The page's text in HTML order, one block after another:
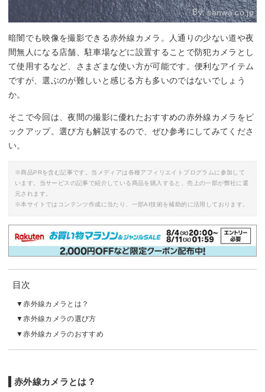
By:sanwa.co.jp
暗闇でも映像を撮影できる赤外線カメラ。人通りの少ない道や夜
間無人になる店舗、駐車場などに設置することで防犯カメラとし
て使用するなど、さまざまな使い方が可能です。便利なアイテム
ですが、選ぶのが難しいと感じる方も多いのではないでしょう
か。
そこで今回は、夜間の撮影に優れたおすすめの赤外線カメラをピ
ックアップ。選び方も解説するので、ぜひ参考にしてみてくださ
い。
※商品PRを含む記事です。当メディアは各種アフィリエイトプログラムに参加して
います。当サービスの記事で紹介している商品を購入すると、売上の一部が弊社に還
元されます。
※本サイトではコンテンツ作成に当たり、一部AI技術を補助的に活用しております。
目次
赤外線カメラとは？
赤外線カメラの選び方
赤外線カメラのおすすめ
赤外線カメラとは？